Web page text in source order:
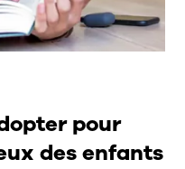
pour
des enfants